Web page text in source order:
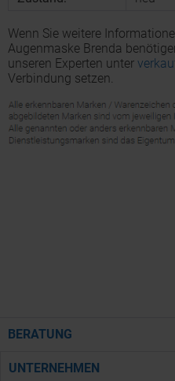
Wenn Sie weitere
Augenmaske Brenda
unseren Experten unter
Verbindung setzen.
BERATUNG
UNTERNEHMEN